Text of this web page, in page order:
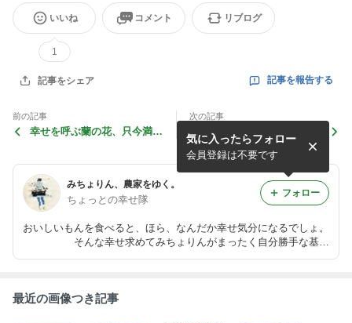
いいね
1
コメント リブログ
記事をシェア 記事を報告する
前の記事
幸せを呼ぶ蘭の花、只今満
次の記事
幸せ隊、飲食店デビュー！
みちょりん、農家をゆく。
ちょっとの幸せ隊
おいしいもんを食べると、ほら、なんだか幸せ気分になるでしょ。
そんな幸せ求めてみちょりんがまったく自分勝手な基準
気に入ったらフォロー
会員登録は不要です
フォロー
最近の画像つき記事